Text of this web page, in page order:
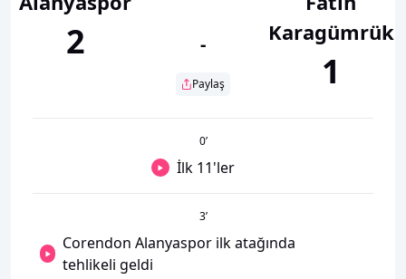
2 -
Paylaş
Karagümrük
1
0’
İlk 11'ler
3’
Corendon Alanyaspor ilk atağında
tehlikeli geldi